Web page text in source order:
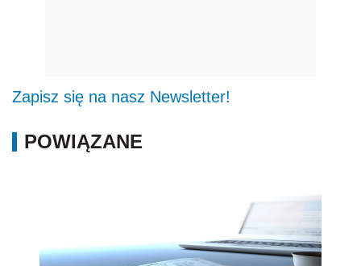
Zapisz się na nasz Newsletter!
POWIĄZANE